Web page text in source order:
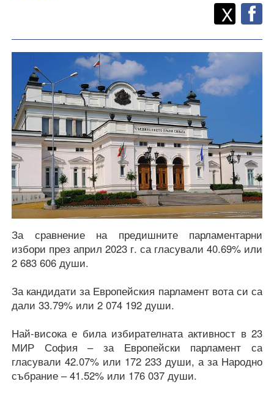
Споделете
X
За сравнение на предишните парламентарни
избори през април 2023 г. са гласували 40.69% или
2 683 606 души.
За кандидати за Европейския парламент вота си са
дали 33.79% или 2 074 192 души.
Най-висока е била избирателната активност в 23
МИР София – за Европейски парламент са
гласували 42.07% или 172 233 души, а за Народно
събрание – 41.52% или 176 037 души.